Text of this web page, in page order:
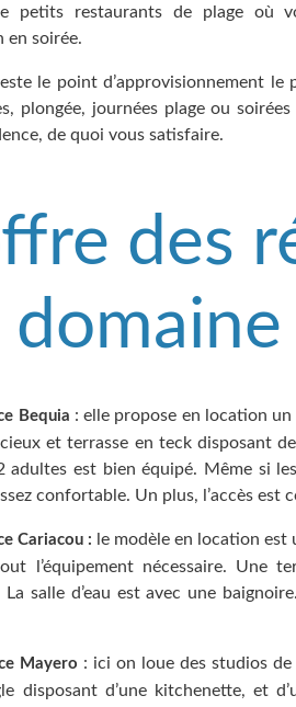
petits restaurants de plage où
en soirée.
le point d’approvisionnement
plongée, journées plage ou
de quoi vous satisfaire.
des
Bequia : elle propose en location
et terrasse en teck disposant
adultes est bien équipé. Même si
confortable. Un plus, l’accès est
Cariacou : le modèle en location
l’équipement nécessaire. Une
La salle d’eau est avec une
Mayero : ici on loue des studios
disposant d’une kitchenette, et